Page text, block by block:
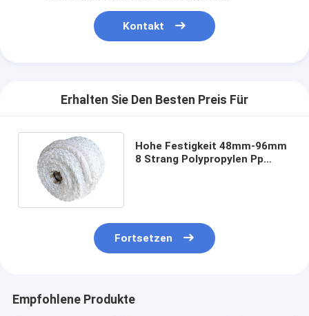
Kontakt
Erhalten Sie Den Besten Preis Für
Hohe Festigkeit 48mm-96mm
8 Strang Polypropylen Pp
Fortsetzen
Empfohlene Produkte